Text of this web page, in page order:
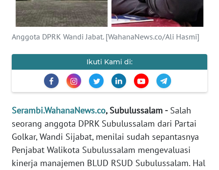
Anggota DPRK Wandi Jabat. [WahanaNews.co/Ali Hasmi]
Ikuti Kami di:
Serambi.WahanaNews.co, Subulussalam -Salah
seorang anggota DPRK Subulussalam dari Partai
Golkar, Wandi Sijabat, menilai sudah sepantasnya
Penjabat Walikota Subulussalam mengevaluasi
kinerja manajemen BLUD RSUD Subulussalam. Hal
KONTAK
KAMI
IKLAN
KAMI
PEDOMAN
MEDIA
SIBER
REDAKSI